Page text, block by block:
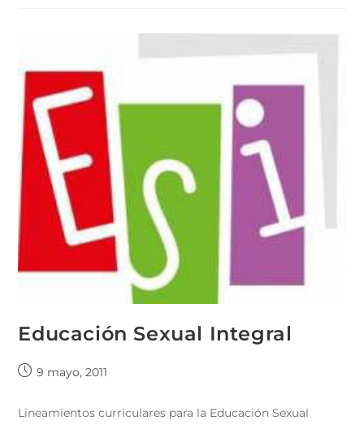
Educación Sexual Integral
9 mayo, 2011
Lineamientos curriculares para la Educación Sexual